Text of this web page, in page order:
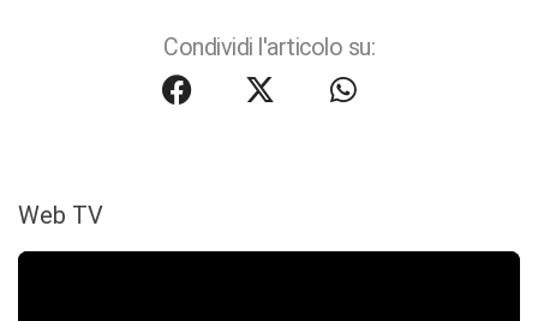
Condividi l'articolo su:
Web TV